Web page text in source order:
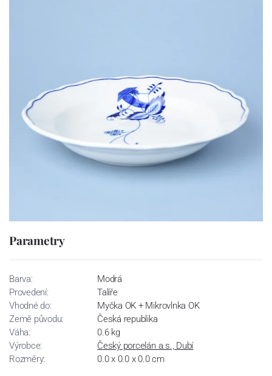
Parametry
Barva:
Modrá
Provedení:
Talíře
Vhodné do:
Myčka OK + Mikrovlnka OK
Země původu:
Česká republika
Váha:
0.6 kg
Výrobce:
Český porcelán a.s., Dubí
Rozměry:
0.0 x 0.0 x 0.0 cm